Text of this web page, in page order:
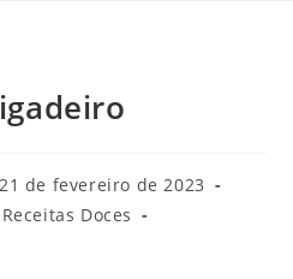
21 de fevereiro de 2023
Receitas Doces